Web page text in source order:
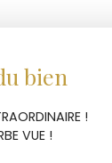
bien
!
VUE !